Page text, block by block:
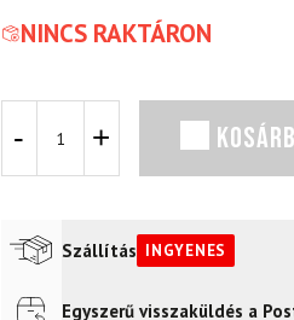
NINCS RAKTÁRON
Alessia
Szállítás INGYENES
Futár a címreIngyenes
Egyszerű visszaküldés a